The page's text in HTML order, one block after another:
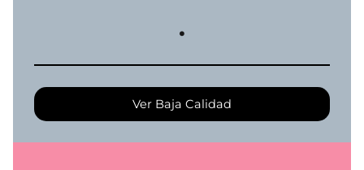
.
Ver Baja Calidad